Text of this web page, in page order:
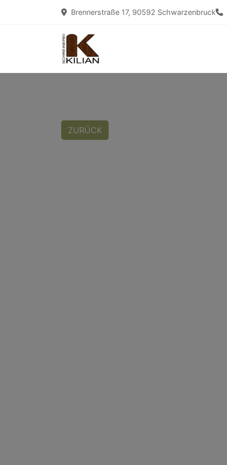
Brennerstraße 17, 90592 Schwarzenbruck
ZURÜCK